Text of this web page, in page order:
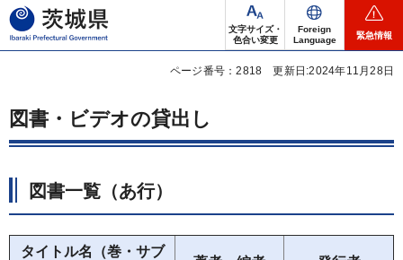
茨城県
文字サイズ・
色合い変更
Foreign
Language
緊急情報
ページ番号：2818 更新日:2024年11月28日
図書・ビデオの貸出し
図書一覧（あ行）
タイトル名（巻・サブ